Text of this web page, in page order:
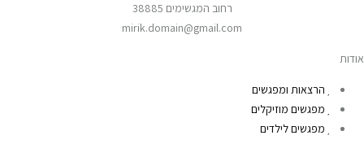
רחוב המגשימים 38885
mirik.domain@gmail.com
אודות
הרצאות ומפגשים
מפגשים מוזיקלים
מפגשים לילדים